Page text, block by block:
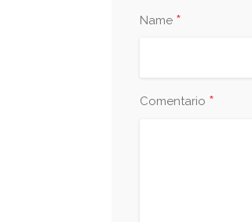
Name *
Comentario *